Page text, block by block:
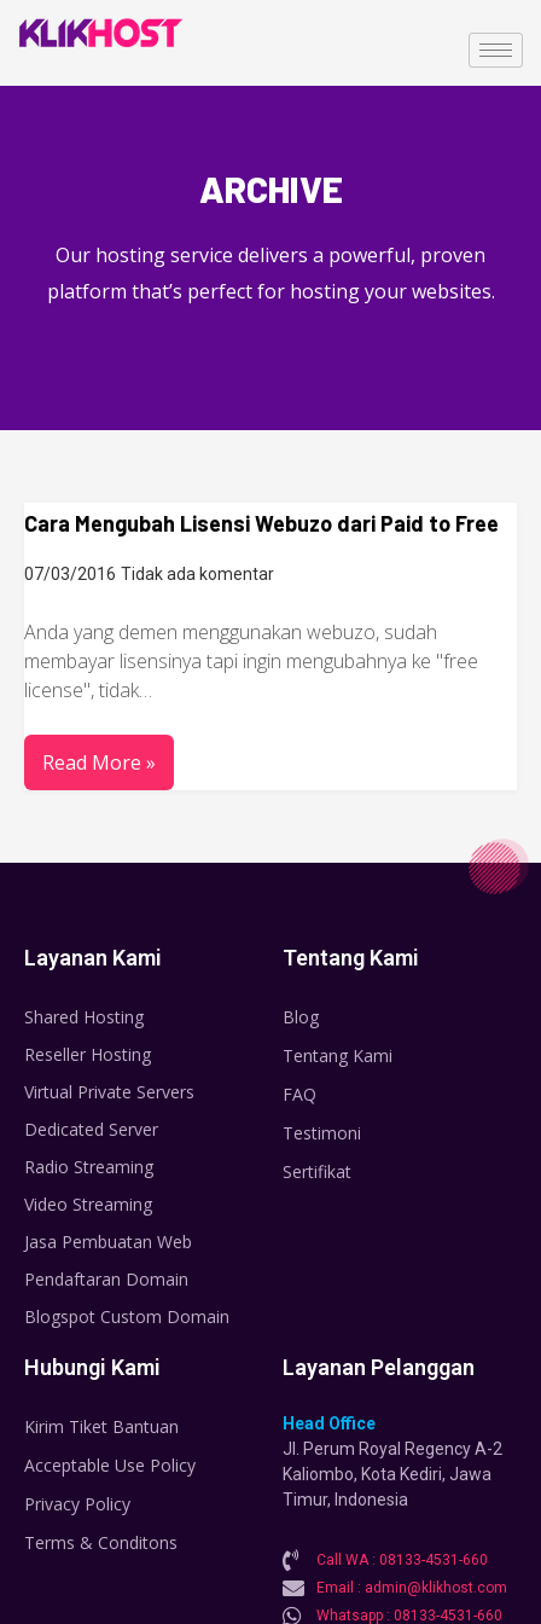
ARCHIVE
Our hosting service delivers a powerful, proven
platform that’s perfect for hosting your websites.
Cara Mengubah Lisensi Webuzo dari Paid to Free
07/03/2016 Tidak ada komentar
Anda yang demen menggunakan webuzo, sudah
membayar lisensinya tapi ingin mengubahnya ke "free
license", tidak…
Read More »
Layanan Kami
Shared Hosting
Reseller Hosting
Virtual Private Servers
Dedicated Server
Radio Streaming
Video Streaming
Jasa Pembuatan Web
Pendaftaran Domain
Blogspot Custom Domain
Tentang Kami
Blog
Tentang Kami
FAQ
Testimoni
Sertifikat
Hubungi Kami
Kirim Tiket Bantuan
Acceptable Use Policy
Privacy Policy
Terms & Conditons
Layanan Pelanggan
Head Office
Jl. Perum Royal Regency A-2
Kaliombo, Kota Kediri, Jawa
Timur, Indonesia
Call WA : 08133-4531-660
Email : admin@klikhost.com
Whatsapp : 08133-4531-660